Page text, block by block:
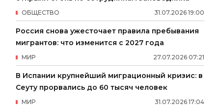
31.07.2026 19:00
ОБЩЕСТВО
Россия снова ужесточает правила пребывания
мигрантов: что изменится с 2027 года
27.07.2026 07:21
МИР
В Испании крупнейший миграционный кризис: в
Сеуту прорвались до 60 тысяч человек
31.07.2026 17:04
МИР